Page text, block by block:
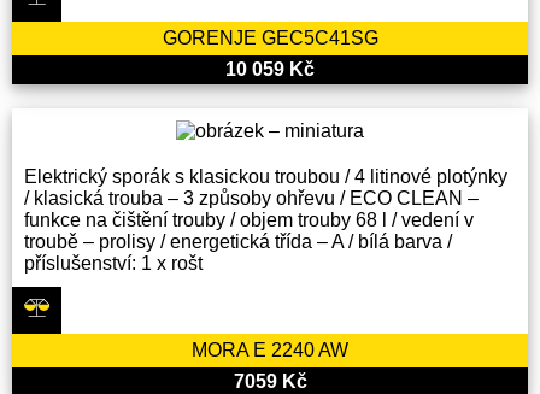
GORENJE GEC5C41SG
10 059 Kč
Elektrický sporák s klasickou troubou / 4 litinové plotýnky
/ klasická trouba – 3 způsoby ohřevu / ECO CLEAN –
funkce na čištění trouby / objem trouby 68 l / vedení v
troubě – prolisy / energetická třída – A / bílá barva /
příslušenství: 1 x rošt
MORA E 2240 AW
7059 Kč